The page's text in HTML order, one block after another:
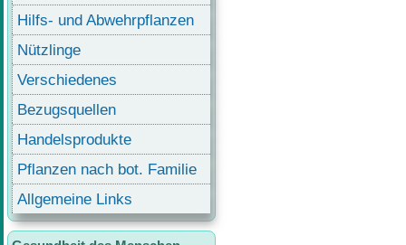
Hilfs- und Abwehrpflanzen
Nützlinge
Verschiedenes
Bezugsquellen
Handelsprodukte
Pflanzen nach bot. Familie
Allgemeine Links